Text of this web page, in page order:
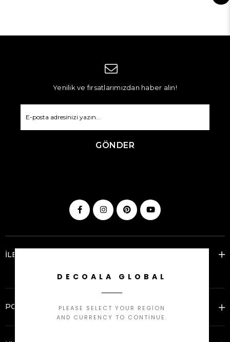
Yenilik ve fırsatlarımızdan haber alın!
GÖNDER
İLETİŞİM
POPÜLER KATEGORİLER
DECOALA GLOBAL
PLEASE SELECT YOUR REGION
AND CURRENCY TO CONTINUE.